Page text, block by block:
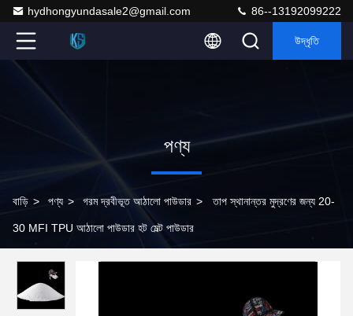
hydhongyundasale2@gmail.com 86--13192099222
উদ্ধৃতি
পণ্য
বাড়ি > পণ্য > গরম দ্রবীভূত আঠালো পাউডার > তাপ স্থানান্তর মুদ্রণের জন্য 20-
30 MFI TPU আঠালো পাউডার হট মেল্ট পাউডার